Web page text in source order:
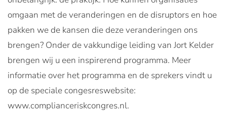
omgaan met de veranderingen en de disruptors en hoe
pakken we de kansen die deze veranderingen ons
brengen? Onder de vakkundige leiding van Jort Kelder
brengen wij u een inspirerend programma. Meer
informatie over het programma en de sprekers vindt u
op de speciale congesreswebsite:
www.complianceriskcongres.nl.